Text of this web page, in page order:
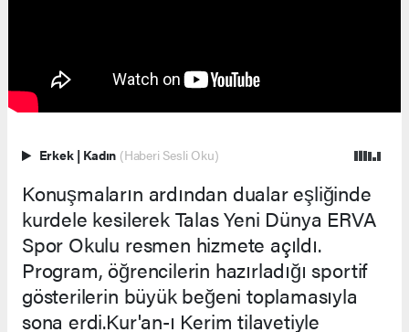
Erkek | Kadın (Haberi Sesli Oku)
Konuşmaların ardından dualar eşliğinde
kurdele kesilerek Talas Yeni Dünya ERVA
Spor Okulu resmen hizmete açıldı.
Program, öğrencilerin hazırladığı sportif
gösterilerin büyük beğeni toplamasıyla
sona erdi.Kur'an-ı Kerim tilavetiyle